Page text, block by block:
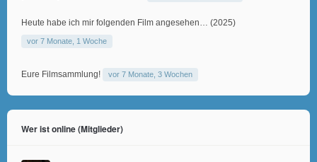
Heute habe ich mir folgenden Film angesehen… (2025)
vor 7 Monate, 1 Woche
Eure Filmsammlung! vor 7 Monate, 3 Wochen
Wer ist online (Mitglieder)